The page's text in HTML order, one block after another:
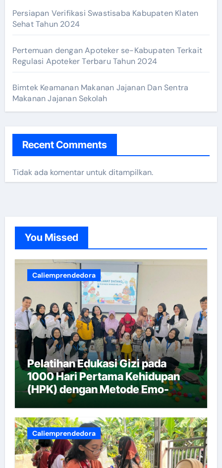
Persiapan Verifikasi Swastisaba Kabupaten Klaten
Sehat Tahun 2024
Pertemuan dengan Apoteker se-Kabupaten Terkait
Regulasi Apoteker Terbaru Tahun 2024
Bimtek Keamanan Makanan Jajanan Dan Sentra
Makanan Jajanan Sekolah
Recent Comments
Tidak ada komentar untuk ditampilkan.
You Missed
Caliemprendedora
Pelatihan Edukasi Gizi pada
1000 Hari Pertama Kehidupan
(HPK) dengan Metode Emo-
Caliemprendedora